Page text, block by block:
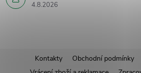
4.8.2026
Kontakty Obchodní podmínky